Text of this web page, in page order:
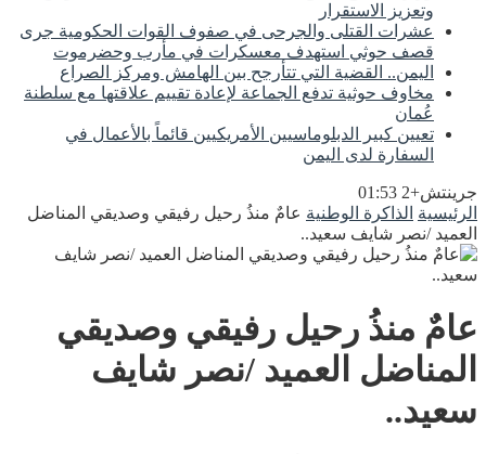
وتعزيز الاستقرار
عشرات القتلى والجرحى في صفوف القوات الحكومية جرى
قصف حوثي استهدف معسكرات في مأرب وحضرموت
اليمن.. القضية التي تتأرجح بين الهامش ومركز الصراع
مخاوف حوثية تدفع الجماعة لإعادة تقييم علاقتها مع سلطنة
عُمان
تعيين كبير الدبلوماسيين الأمريكيين قائماً بالأعمال في
السفارة لدى اليمن
جرينتش+2 01:53
الرئيسية الذاكرة الوطنية عامٌ منذُ رحيل رفيقي وصديقي المناضل
العميد /نصر شايف سعيد..
عامٌ منذُ رحيل رفيقي وصديقي
المناضل العميد /نصر شايف
سعيد..